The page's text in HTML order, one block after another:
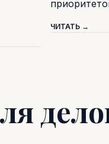
ЧИТАТЬ →